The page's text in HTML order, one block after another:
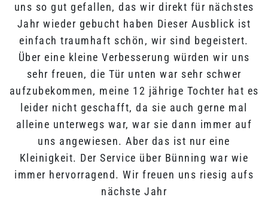
uns so gut gefallen, das wir direkt für nächstes
Jahr wieder gebucht haben Dieser Ausblick ist
einfach traumhaft schön, wir sind begeistert.
Über eine kleine Verbesserung würden wir uns
sehr freuen, die Tür unten war sehr schwer
aufzubekommen, meine 12 jährige Tochter hat es
leider nicht geschafft, da sie auch gerne mal
alleine unterwegs war, war sie dann immer auf
uns angewiesen. Aber das ist nur eine
Kleinigkeit. Der Service über Bünning war wie
immer hervorragend. Wir freuen uns riesig aufs
nächste Jahr